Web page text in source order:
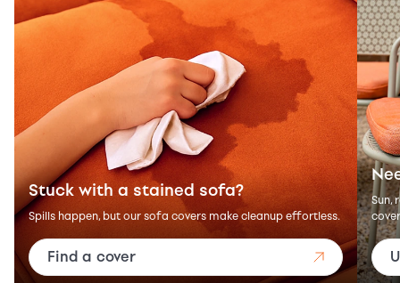
Stuck with a stained sofa?
Spills happen, but our sofa covers make cleanup effortless.
Find a cover
Sun,